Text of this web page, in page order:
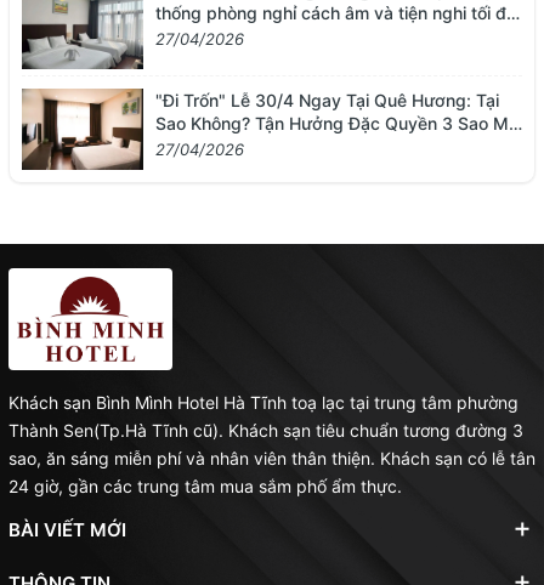
thống phòng nghỉ cách âm và tiện nghi tối đa
tại Bình Minh
27/04/2026
"Đi Trốn" Lễ 30/4 Ngay Tại Quê Hương: Tại
Sao Không? Tận Hưởng Đặc Quyền 3 Sao Mà
Không Cần Đi Xa
27/04/2026
Khách sạn Bình Mình Hotel Hà Tĩnh toạ lạc tại trung tâm phường
Thành Sen(Tp.Hà Tĩnh cũ). Khách sạn tiêu chuẩn tương đường 3
sao, ăn sáng miễn phí và nhân viên thân thiện. Khách sạn có lễ tân
24 giờ, gần các trung tâm mua sắm phố ẩm thực.
BÀI VIẾT MỚI